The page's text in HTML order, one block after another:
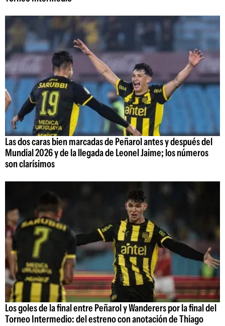
Las dos caras bien marcadas de Peñarol antes y después del
Mundial 2026 y de la llegada de Leonel Jaime; los números
son clarísimos
Los goles de la final entre Peñarol y Wanderers por la final del
Torneo Intermedio: del estreno con anotación de Thiago